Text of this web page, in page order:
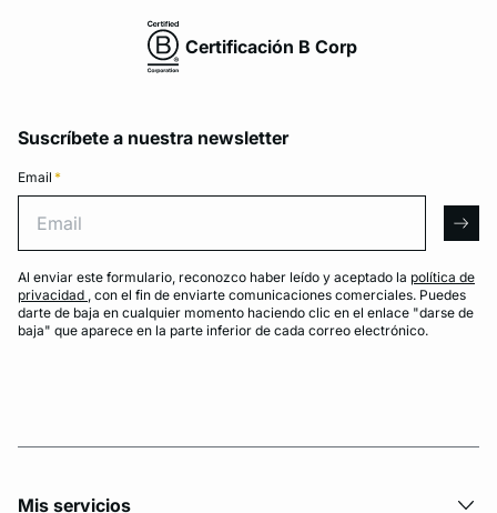
Certificación B Corp
Suscríbete a nuestra newsletter
Email *
Al enviar este formulario, reconozco haber leído y aceptado la política de
privacidad , con el fin de enviarte comunicaciones comerciales. Puedes
darte de baja en cualquier momento haciendo clic en el enlace "darse de
baja" que aparece en la parte inferior de cada correo electrónico.
Mis servicios